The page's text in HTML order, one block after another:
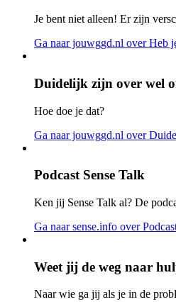
Je bent niet alleen! Er zijn
Ga naar jouwggd.nl over Heb
Duidelijk zijn over wel
Hoe doe je dat?
Ga naar jouwggd.nl over
Podcast Sense Talk
Ken jij Sense Talk al? De
Ga naar sense.info over
Weet jij de weg naar
Naar wie ga jij als je in de